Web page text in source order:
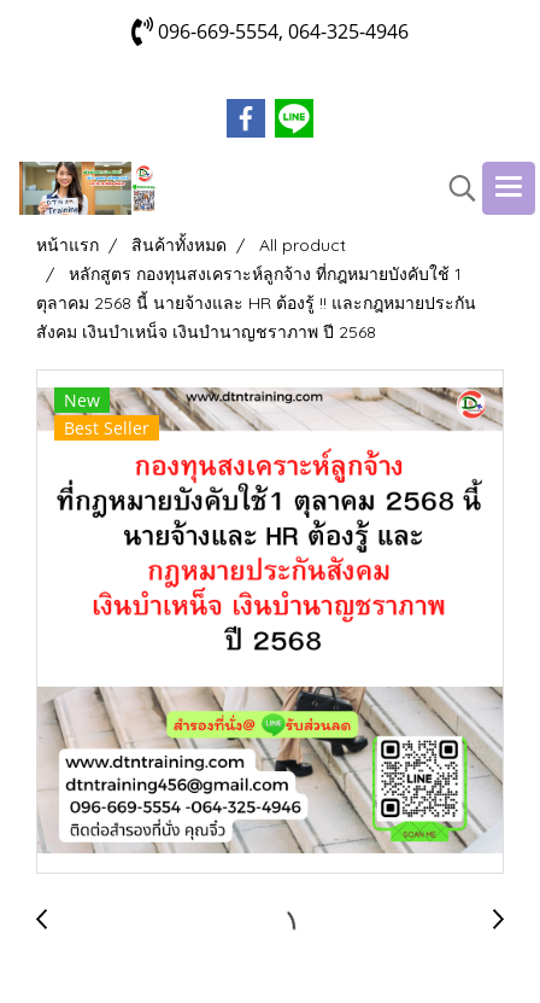
096-669-5554, 064-325-4946
หน้าแรก สินค้าทั้งหมด
All product
หลักสูตร กองทุนสงเคราะห์ลูกจ้าง ที่กฎหมายบังคับใช้ 1
ตุลาคม 2568 นี้ นายจ้างและ HR ต้องรู้ !! และกฎหมายประกัน
สังคม เงินบำเหน็จ เงินบำนาญชราภาพ ปี 2568
New
Best Seller